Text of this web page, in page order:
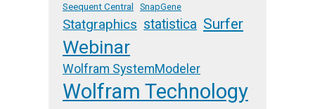
Seequent Central SnapGene
Statgraphics statistica Surfer
Webinar
Wolfram SystemModeler
Wolfram Technology